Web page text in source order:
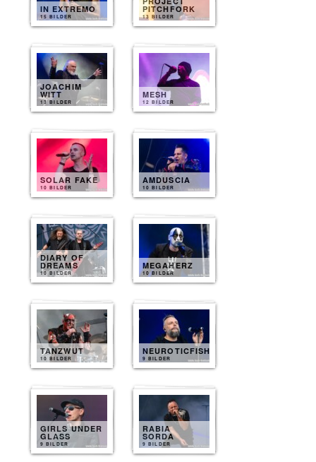
IN EXTREMO
15 BILDER
PITCHFORK
13 BILDER
JOACHIM
WITT
13 BILDER
MESH
12 BILDER
SOLAR FAKE
10 BILDER
AMDUSCIA
10 BILDER
DIARY OF
DREAMS
10 BILDER
MEGAHERZ
10 BILDER
TANZWUT
10 BILDER
NEUROTICFISH
9 BILDER
GIRLS UNDER
GLASS
9 BILDER
RABIA
SORDA
9 BILDER